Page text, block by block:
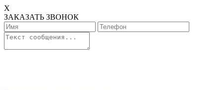
X
ЗАКАЗАТЬ ЗВОНОК